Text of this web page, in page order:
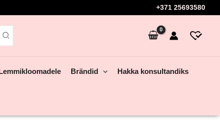
+371 25693580
Brändid Hakka konsultandiks